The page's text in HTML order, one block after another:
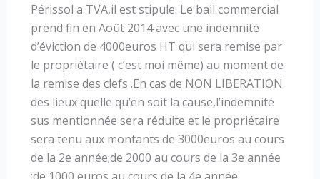
Périssol a TVA,il est stipule: Le bail commercial
prend fin en Août 2014 avec une indemnité
d’éviction de 4000euros HT qui sera remise par
le propriétaire ( c’est moi même) au moment de
la remise des clefs .En cas de NON LIBERATION
des lieux quelle qu’en soit la cause,l’indemnité
sus mentionnée sera réduite et le propriétaire
sera tenu aux montants de 3000euros au cours
de la 2e année;de 2000 au cours de la 3e année